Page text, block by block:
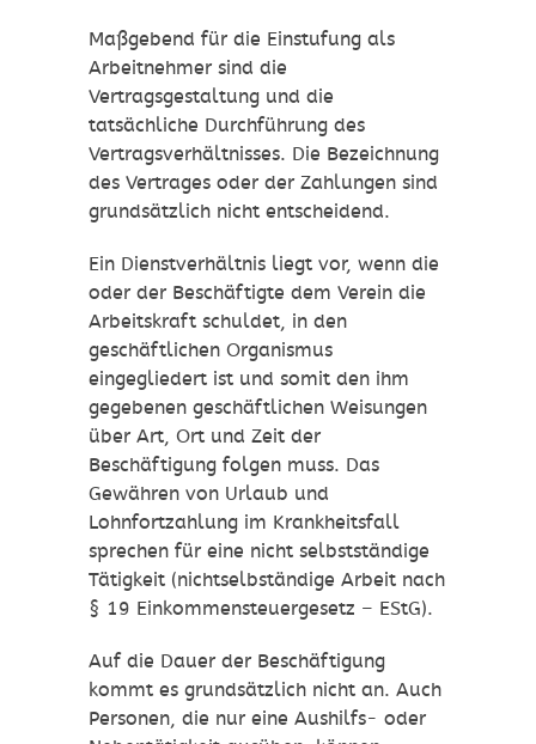
Maßgebend für die Einstufung als
Arbeitnehmer sind die
Vertragsgestaltung und die
tatsächliche Durchführung des
Vertragsverhältnisses. Die Bezeichnung
des Vertrages oder der Zahlungen sind
grundsätzlich nicht entscheidend.
Ein Dienstverhältnis liegt vor, wenn die
oder der Beschäftigte dem Verein die
Arbeitskraft schuldet, in den
geschäftlichen Organismus
eingegliedert ist und somit den ihm
gegebenen geschäftlichen Weisungen
über Art, Ort und Zeit der
Beschäftigung folgen muss. Das
Gewähren von Urlaub und
Lohnfortzahlung im Krankheitsfall
sprechen für eine nicht selbstständige
Tätigkeit (nichtselbständige Arbeit nach
§ 19 Einkommensteuergesetz – EStG).
Auf die Dauer der Beschäftigung
kommt es grundsätzlich nicht an. Auch
Personen, die nur eine Aushilfs- oder